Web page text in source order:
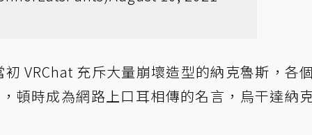
VRChat 充斥大量崩壞造型的納克魯斯，各
頓時成為網路上口耳相傳的名言，烏干達納